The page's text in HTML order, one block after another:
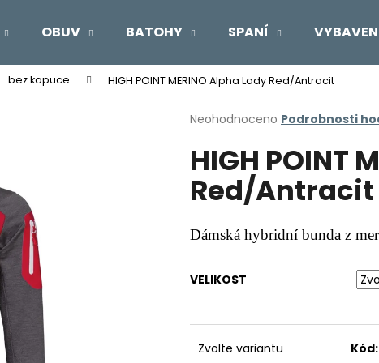
OBUV BATOHY SPANÍ
bez kapuce HIGH POINT MERINO Alpha Lady Red/Antracit
Průměrné
produktu
je
0,0
hvězdiček.
Neohodnoceno Podrobnosti
HIGH POINT
Red/Antracit
Dámská hybridní bunda z
VELIKOST
Zvolte variantu Kód:
Co potřebujete najít?
HLEDAT